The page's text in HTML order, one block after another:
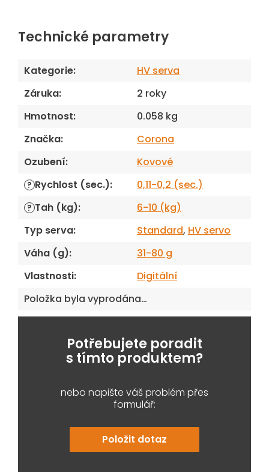
Technické parametry
Kategorie:
HV serva
Záruka:
2 roky
Hmotnost:
0.058 kg
Značka:
Corona
Ozubení: Kovové
? Rychlost (sec.): 0,11-0,2 (sec.)
? Tah (kg):
6-10 (kg)
Typ serva: Standard, HV servo
Váha (g):
31-80 g
Vlastnosti:
Digitální
Položka byla vyprodána…
Potřebujete poradit
s tímto produktem?
nebo napište váš problém přes
formulář:
Položit dotaz